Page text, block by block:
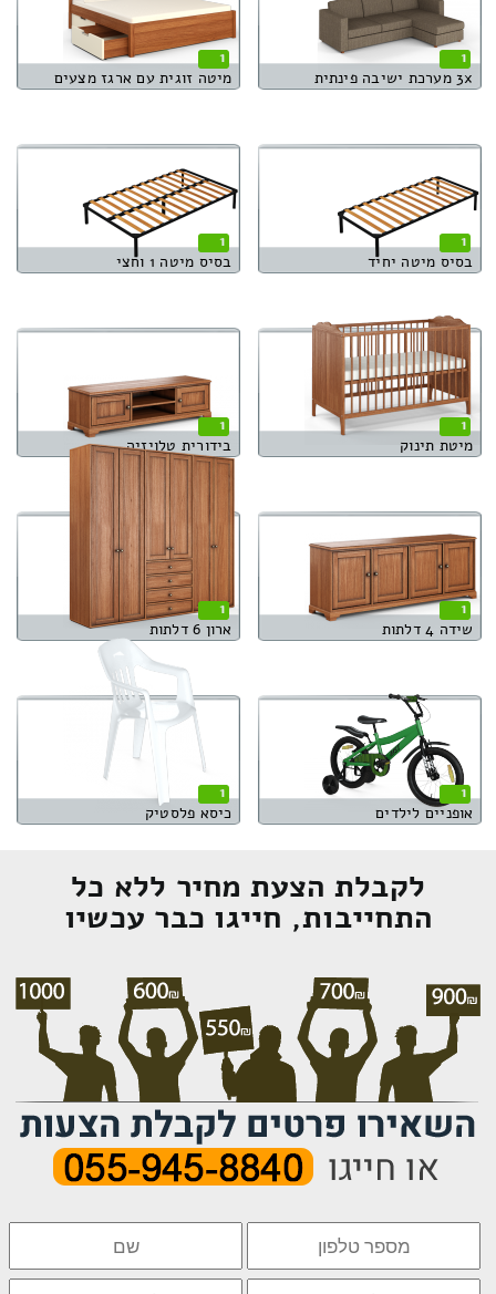
1
3x מערכת ישיבה פינתית
1
מיטה זוגית עם ארגז מצעים
1
בסיס מיטה יחיד
1
בסיס מיטה 1 וחצי
1
מיטת תינוק
1
בידורית טלויזיה
1
שידה 4 דלתות
1
ארון 6 דלתות
1
אופניים לילדים
1
כיסא פלסטיק
לקבלת הצעת מחיר ללא כל
התחייבות, חייגו כבר עכשיו